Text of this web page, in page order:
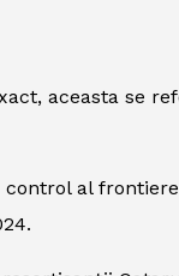
aceasta se
al